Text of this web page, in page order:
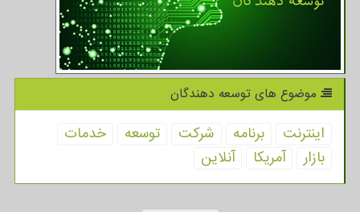
موضوع های توسعه دهندگان
اینترنت برنامه شركت توسعه
خدمات
بازار
آمریكا آنلاین